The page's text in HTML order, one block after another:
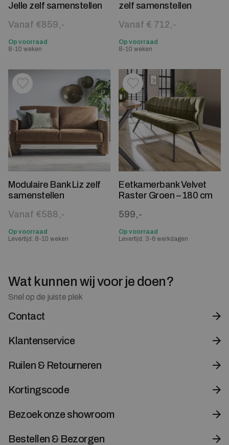
Jelle zelf samenstellen
Vanaf €859,-
Op voorraad
8-10 weken
zelf samenstellen
Vanaf € 712,-
Op voorraad
8-10 weken
Toevoegen aan verlanglijstje
Verwijderen van verlanglijst
Modulaire Bank Liz zelf
samenstellen
Vanaf €588,-
Op voorraad
Levertijd: 8-10 weken
Toevoegen aan
Verwijderen van verlanglijst
Eetkamerbank Velvet
Raster Groen – 180 cm
599,-
Op voorraad
Levertijd: 3-6 werkdagen
Wat kunnen wij voor je doen?
Snel op de juiste plek
Contact
Klantenservice
Ruilen & Retourneren
Kortingscode
Bezoek onze showroom
Bestellen & Bezorgen